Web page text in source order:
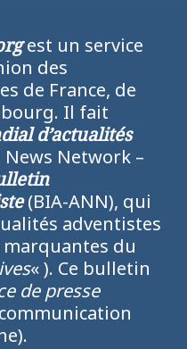
est un service
des
de France, de
Il fait
d’actualités
Network –
(BIA-ANN), qui
adventistes
du
« ). Ce bulletin
de presse